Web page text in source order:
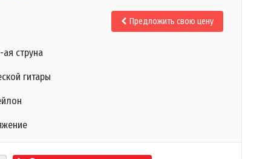
Предложить свою цену
струна
гитары